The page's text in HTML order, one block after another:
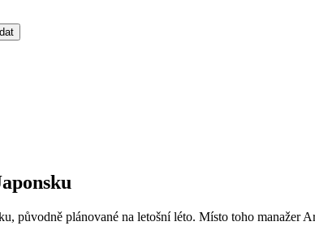
původně plánované na letošní léto. Místo toho manažer